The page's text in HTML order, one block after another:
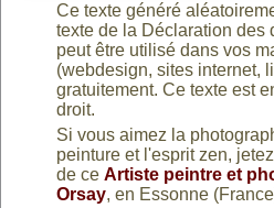
Ce texte généré
texte de la Déclaration des
peut être utilisé dans vos
(webdesign, sites internet,
gratuitement. Ce texte est
droit.
Si vous aimez la
peinture et l'esprit zen,
de ce Artiste peintre et
Orsay, en Essonne